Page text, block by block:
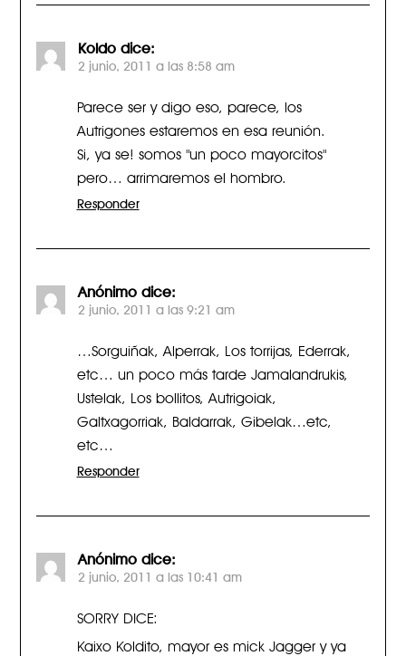
Koldo dice:
2 junio, 2011 a las 8:58 am
Parece ser y digo eso, parece, los
Autrigones estaremos en esa reunión.
Si, ya se! somos "un poco mayorcitos"
pero… arrimaremos el hombro.
Responder
Anónimo dice:
2 junio, 2011 a las 9:21 am
…Sorguiñak, Alperrak, Los torrijas, Ederrak,
etc… un poco más tarde Jamalandrukis,
Ustelak, Los bollitos, Autrigoiak,
Galtxagorriak, Baldarrak, Gibelak…etc,
etc…
Responder
Anónimo dice:
2 junio, 2011 a las 10:41 am
SORRY DICE:
Kaixo Koldito, mayor es mick Jagger y ya